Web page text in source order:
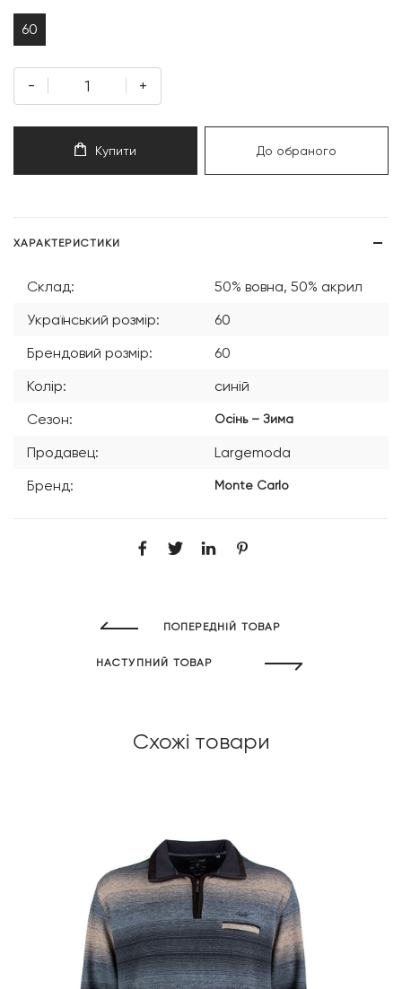
60
- +
Купити До обраного
ХАРАКТЕРИСТИКИ
Склад:
50% вовна, 50% акрил
Український розмір:
60
Брендовий розмір:
60
Колір:
синій
Сезон:
Осінь – Зима
Продавец:
Largemoda
Бренд:
Monte Carlo
ПОПЕРЕДНІЙ ТОВАР
НАСТУПНИЙ ТОВАР
Схожі товари